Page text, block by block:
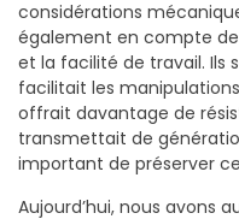
considérations
également en compte
et la facilité de travail. Ils
facilitait les
offrait davantage de
transmettait de
important de préserver
Aujourd’hui, nous avons